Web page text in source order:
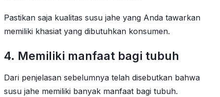
Pastikan saja kualitas susu jahe yang Anda tawarkan
memiliki khasiat yang dibutuhkan konsumen.
4. Memiliki manfaat bagi tubuh
Dari penjelasan sebelumnya telah disebutkan bahwa
susu jahe memiliki banyak manfaat bagi tubuh.